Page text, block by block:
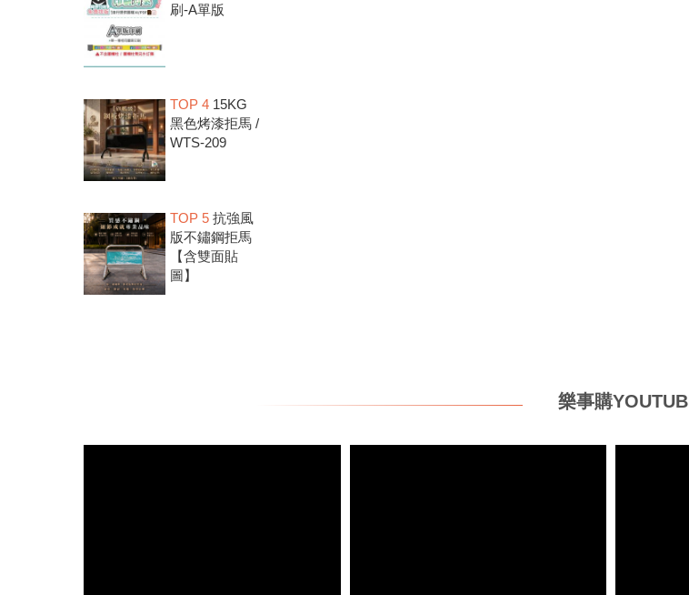
刷-A單版
TOP 4 15KG
黑色烤漆拒馬 /
WTS-209
TOP 5 抗強風
版不鏽鋼拒馬
【含雙面貼
圖】
樂事購